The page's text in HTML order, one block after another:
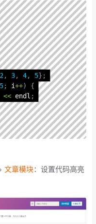
2, 3, 4, 5} ;
5; i++)
{
<< endl ;
文章模块：设置代码高亮